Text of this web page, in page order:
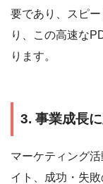
要であり、スピ
り、この高速な
ります。
3. 事業成長
マーケティング
イト、成功・失